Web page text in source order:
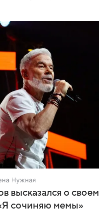
Нужная
высказался о своем
сочиняю мемы»